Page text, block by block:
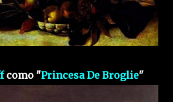
como "Princesa De Broglie"